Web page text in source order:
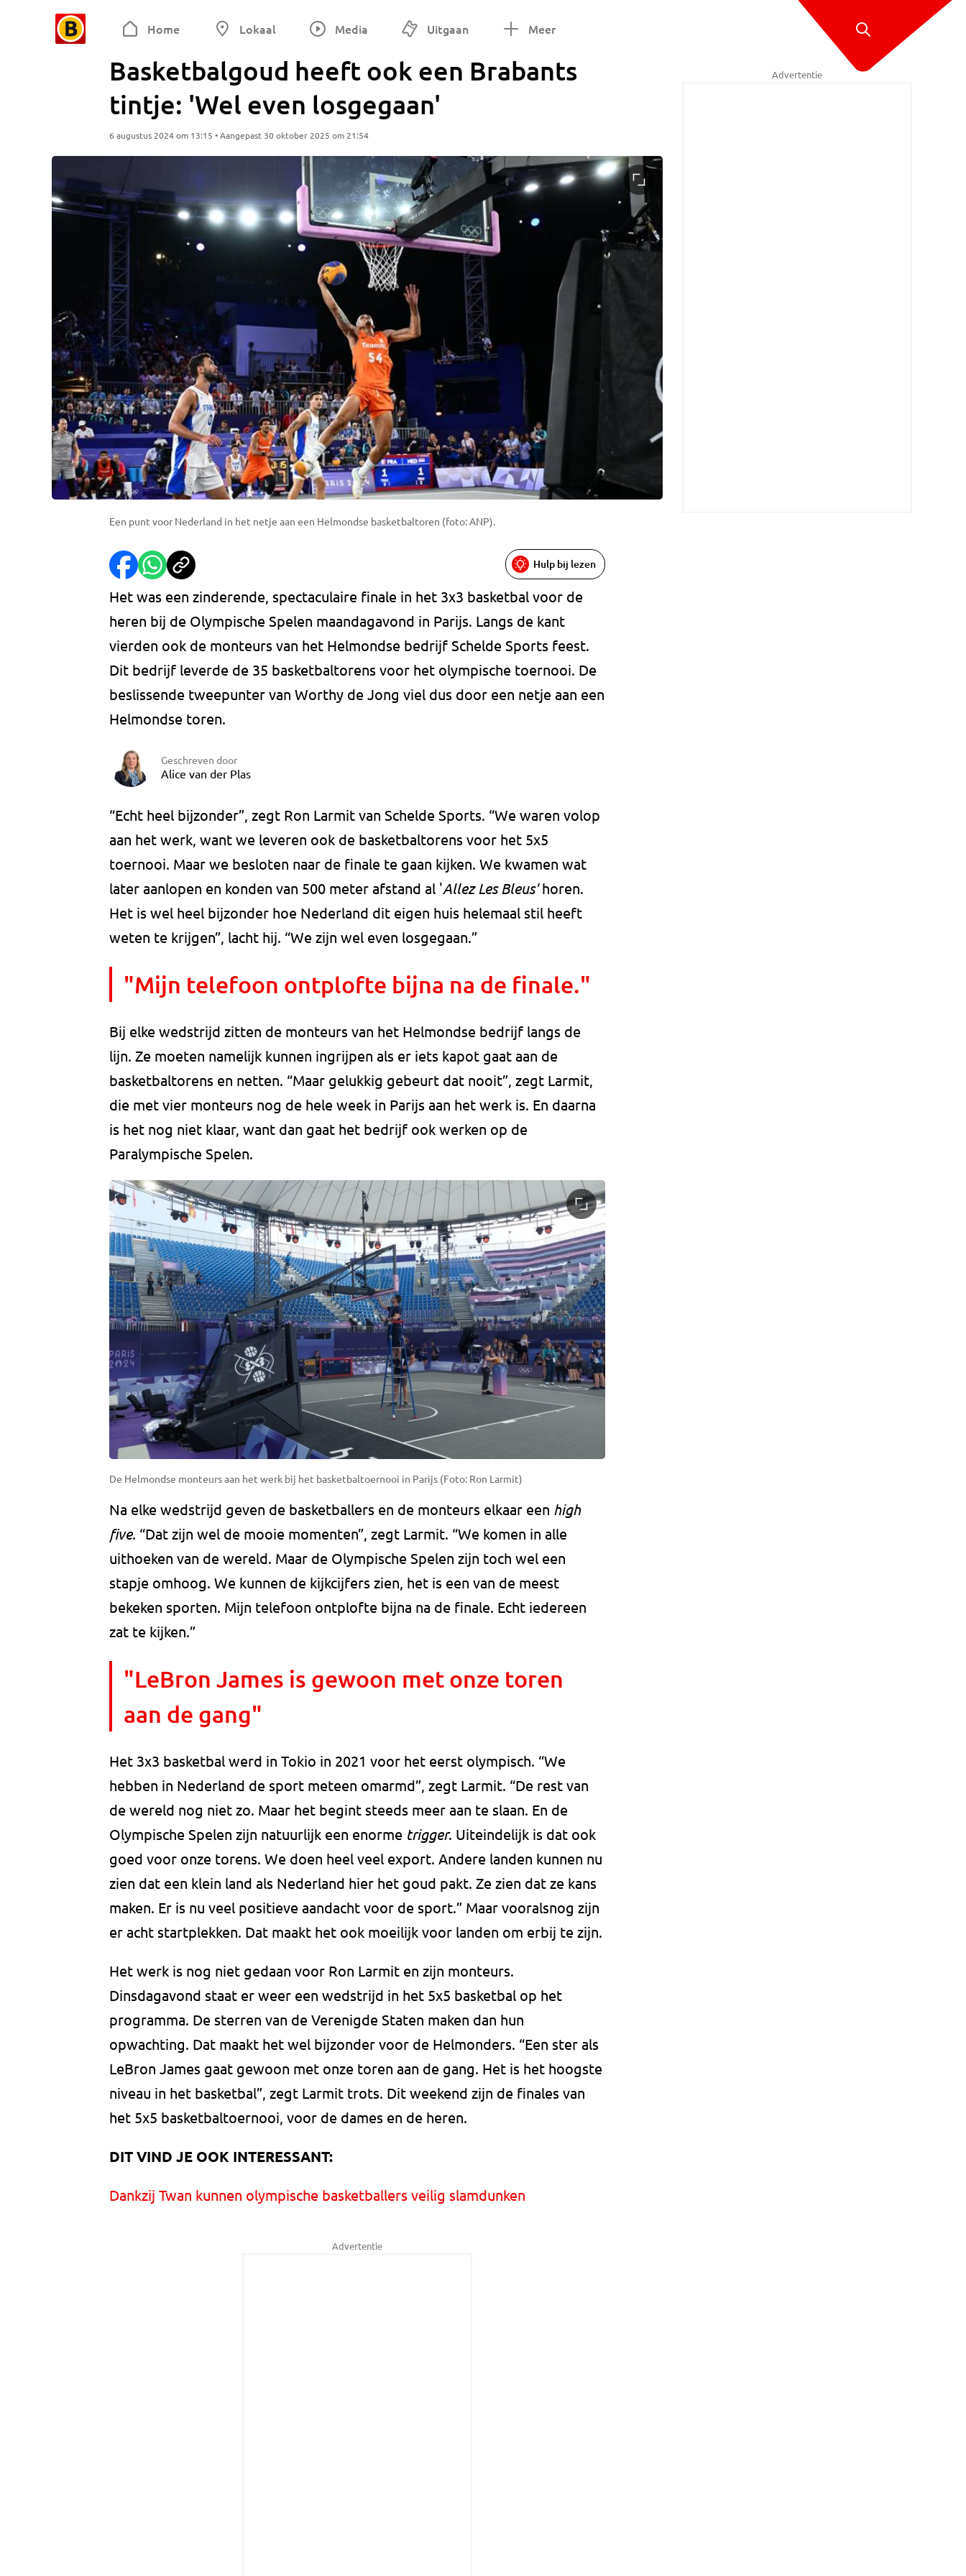
Home Lokaal Media Uitgaan Meer
Basketbalgoud heeft ook een Brabants
tintje: 'Wel even losgegaan'
6 augustus 2024 om 13:15 • Aangepast 30 oktober 2025 om 21:54
Een punt voor Nederland in het netje aan een Helmondse basketbaltoren (foto: ANP).
Hulp bij lezen
Het was een zinderende, spectaculaire finale in het 3x3 basketbal voor de
heren bij de Olympische Spelen maandagavond in Parijs. Langs de kant
vierden ook de monteurs van het Helmondse bedrijf Schelde Sports feest.
Dit bedrijf leverde de 35 basketbaltorens voor het olympische toernooi. De
beslissende tweepunter van Worthy de Jong viel dus door een netje aan een
Helmondse toren.
Geschreven door
Alice van der Plas
“Echt heel bijzonder”, zegt Ron Larmit van Schelde Sports. “We waren volop
aan het werk, want we leveren ook de basketbaltorens voor het 5x5
toernooi. Maar we besloten naar de finale te gaan kijken. We kwamen wat
later aanlopen en konden van 500 meter afstand al 'Allez Les Bleus'horen.
Het is wel heel bijzonder hoe Nederland dit eigen huis helemaal stil heeft
weten te krijgen”, lacht hij. “We zijn wel even losgegaan.”
"Mijn telefoon ontplofte bijna na de finale."
Bij elke wedstrijd zitten de monteurs van het Helmondse bedrijf langs de
lijn. Ze moeten namelijk kunnen ingrijpen als er iets kapot gaat aan de
basketbaltorens en netten. “Maar gelukkig gebeurt dat nooit”, zegt Larmit,
die met vier monteurs nog de hele week in Parijs aan het werk is. En daarna
is het nog niet klaar, want dan gaat het bedrijf ook werken op de
Paralympische Spelen.
De Helmondse monteurs aan het werk bij het basketbaltoernooi in Parijs (Foto: Ron Larmit)
Na elke wedstrijd geven de basketballers en de monteurs elkaar een high
five. “Dat zijn wel de mooie momenten”, zegt Larmit. “We komen in alle
uithoeken van de wereld. Maar de Olympische Spelen zijn toch wel een
stapje omhoog. We kunnen de kijkcijfers zien, het is een van de meest
bekeken sporten. Mijn telefoon ontplofte bijna na de finale. Echt iedereen
zat te kijken.”
"LeBron James is gewoon met onze toren
aan de gang"
Het 3x3 basketbal werd in Tokio in 2021 voor het eerst olympisch. “We
hebben in Nederland de sport meteen omarmd”, zegt Larmit. “De rest van
de wereld nog niet zo. Maar het begint steeds meer aan te slaan. En de
Olympische Spelen zijn natuurlijk een enorme trigger. Uiteindelijk is dat ook
goed voor onze torens. We doen heel veel export. Andere landen kunnen nu
zien dat een klein land als Nederland hier het goud pakt. Ze zien dat ze kans
maken. Er is nu veel positieve aandacht voor de sport.” Maar vooralsnog zijn
er acht startplekken. Dat maakt het ook moeilijk voor landen om erbij te zijn.
Het werk is nog niet gedaan voor Ron Larmit en zijn monteurs.
Dinsdagavond staat er weer een wedstrijd in het 5x5 basketbal op het
programma. De sterren van de Verenigde Staten maken dan hun
opwachting. Dat maakt het wel bijzonder voor de Helmonders. “Een ster als
LeBron James gaat gewoon met onze toren aan de gang. Het is het hoogste
niveau in het basketbal”, zegt Larmit trots. Dit weekend zijn de finales van
het 5x5 basketbaltoernooi, voor de dames en de heren.
DIT VIND JE OOK INTERESSANT:
Dankzij Twan kunnen olympische basketballers veilig slamdunken
Advertentie
Advertentie